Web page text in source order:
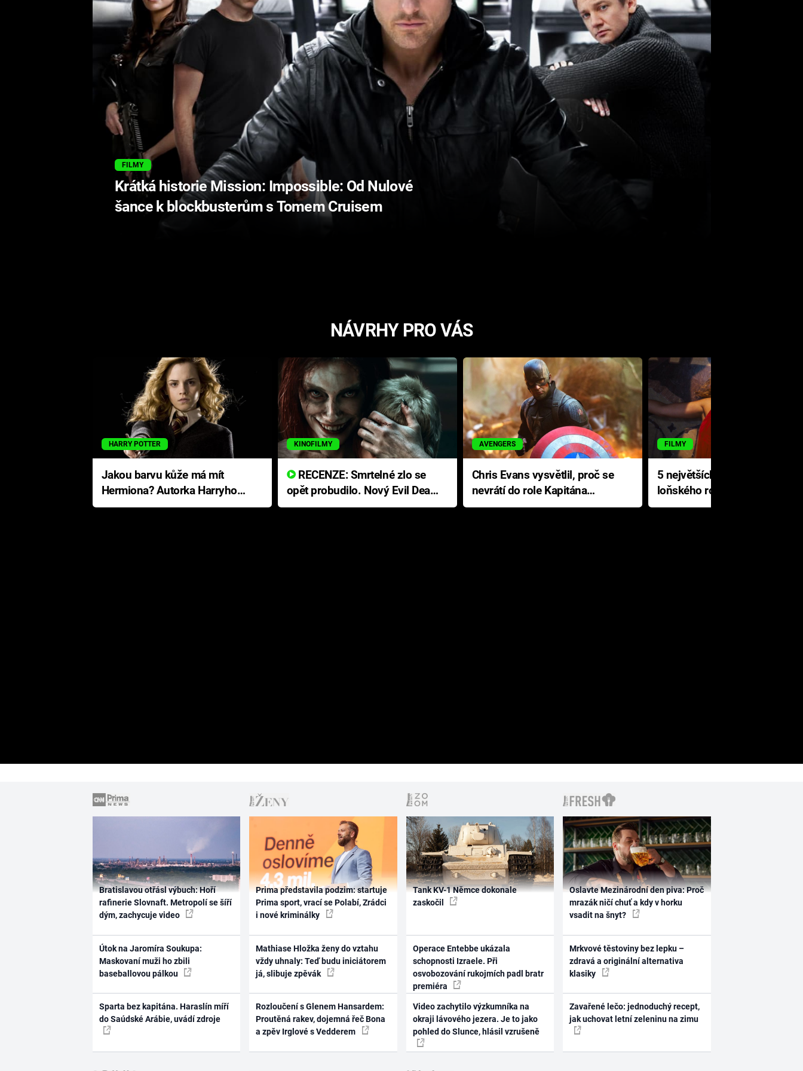
FILMY
Krátká historie Mission: Impossible: Od Nulové
šance k blockbusterům s Tomem Cruisem
NÁVRHY PRO VÁS
HARRY POTTER
Jakou barvu kůže má mít
Hermiona? Autorka Harryho
Pottera přišla s ráznou
KINOFILMY
RECENZE: Smrtelné zlo se
opět probudilo. Nový Evil Dead
přichází s neodolatelnou
AVENGERS
Chris Evans vysvětlil, proč se
nevrátí do role Kapitána
Ameriky
FILMY
5 největších propadáků
loňského roku: Disney na
jediné katastrofě prodělal 200
Bratislavou otřásl výbuch: Hoří
rafinerie Slovnaft. Metropolí se šíří
dým, zachycuje video
Útok na Jaromíra Soukupa:
Maskovaní muži ho zbili
baseballovou pálkou
Sparta bez kapitána. Haraslín míří
do Saúdské Arábie, uvádí zdroje
Prima představila podzim: startuje
Prima sport, vrací se Polabí, Zrádci
i nové kriminálky
Mathiase Hložka ženy do vztahu
vždy uhnaly: Teď budu iniciátorem
já, slibuje zpěvák
Rozloučení s Glenem Hansardem:
Proutěná rakev, dojemná řeč Bona
a zpěv Irglové s Vedderem
Tank KV-1 Němce dokonale
zaskočil
Operace Entebbe ukázala
schopnosti Izraele. Při
osvobozování rukojmích padl bratr
premiéra
Video zachytilo výzkumníka na
okraji lávového jezera. Je to jako
pohled do Slunce, hlásil vzrušeně
Oslavte Mezinárodní den piva: Proč
mrazák ničí chuť a kdy v horku
vsadit na šnyt?
Mrkvové těstoviny bez lepku –
zdravá a originální alternativa
klasiky
Zavařené lečo: jednoduchý recept,
jak uchovat letní zeleninu na zimu